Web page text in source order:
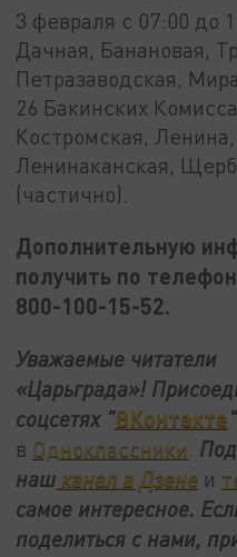
3 февраля с 07:00 до
Дачная, Банановая,
Петразаводская,
26 Бакинских
Костромская,
Ленинаканская,
(частично).
Дополнительную
получить по
800-100-15-52.
Уважаемые читатели
«Царьграда»!
соцсетях "ВКонтакте"
в Одноклассники
наш канал в Дзене и
самое интересное.
поделиться с нами,